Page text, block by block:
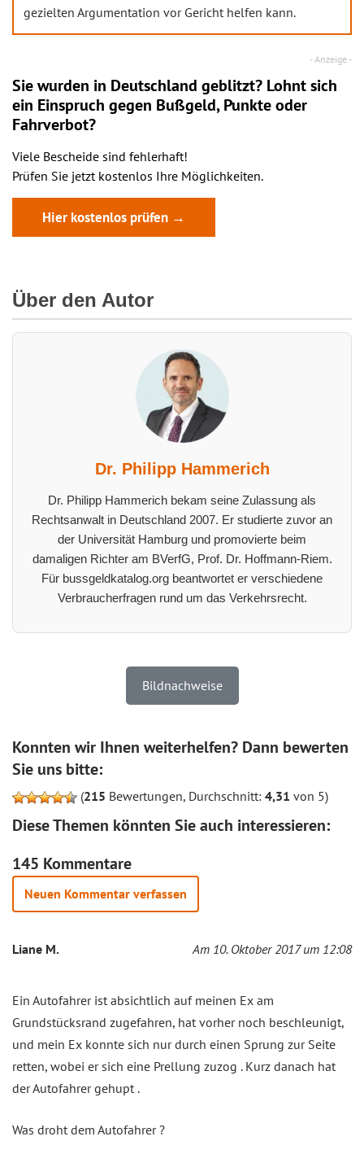
gezielten Argumentation vor Gericht helfen kann.
Sie wurden in Deutschland geblitzt? Lohnt sich
ein Einspruch gegen Bußgeld, Punkte oder
Fahrverbot?
Viele Bescheide sind fehlerhaft!
Prüfen Sie jetzt kostenlos Ihre Möglichkeiten.
Hier kostenlos prüfen →
Über den Autor
Dr. Philipp Hammerich
Dr. Philipp Hammerich bekam seine Zulassung als
Rechtsanwalt in Deutschland 2007. Er studierte zuvor an
der Universität Hamburg und promovierte beim
damaligen Richter am BVerfG, Prof. Dr. Hoffmann-Riem.
Für bussgeldkatalog.org beantwortet er verschiedene
Verbraucherfragen rund um das Verkehrsrecht.
Bildnachweise
Konnten wir Ihnen weiterhelfen? Dann bewerten
Sie uns bitte:
(215 Bewertungen, Durchschnitt: 4,31 von 5)
Diese Themen könnten Sie auch interessieren:
145 Kommentare
Neuen Kommentar verfassen
Liane M. Am 10. Oktober 2017 um 12:08
Ein Autofahrer ist absichtlich auf meinen Ex am
Grundstücksrand zugefahren, hat vorher noch beschleunigt,
und mein Ex konnte sich nur durch einen Sprung zur Seite
retten, wobei er sich eine Prellung zuzog . Kurz danach hat
der Autofahrer gehupt .
Was droht dem Autofahrer ?